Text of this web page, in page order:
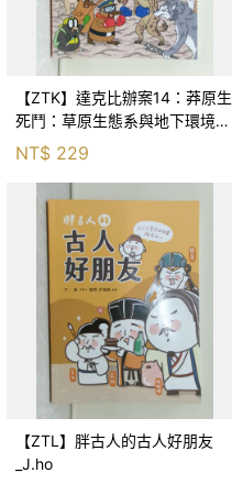
【ZTK】達克比辦案14：莽原生
死鬥：草原生態系與地下環境的
生存適應_柯智元
NT$ 229
【ZTL】胖古人的古人好朋友
_J.ho